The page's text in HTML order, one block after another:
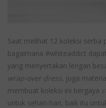
Saat melihat 12 koleksi serba
bagaimana #whiteaddict
yang menyertakan lengan
wrap-over dress, juga
membuat koleksi ini bergaya
untuk sehari-hari, baik itu